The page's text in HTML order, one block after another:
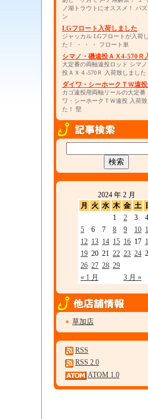
ノ湖トラウトにオススメ！ パズ
ン
LGフロート入荷しました
ジャッカル LGフロートが入荷し
た！ ・ ・ ・ フロート単
シマノ・磯遠投ＡＸ4-570Ｒ
大定番の両軸遠投ロッド シマ
投ＡＸ４-570Ｒ 入荷致しました
ダイワ・シーホークＴＷ遠投
カゴ遠投用両軸リールの大定番
ワ・シーホークＴＷ遠投 入荷致
た！ 堅
2024 年 2 月
月
火 水 木 金 土
« 1 月 3 月 »
1 2 3
4
5
6 7 8 9 10
12 13 14 15 16 17
19 20 21 22 23 24
26 27 28 29
● 草加店
RSS
RSS 2.0
ATOM 1.0